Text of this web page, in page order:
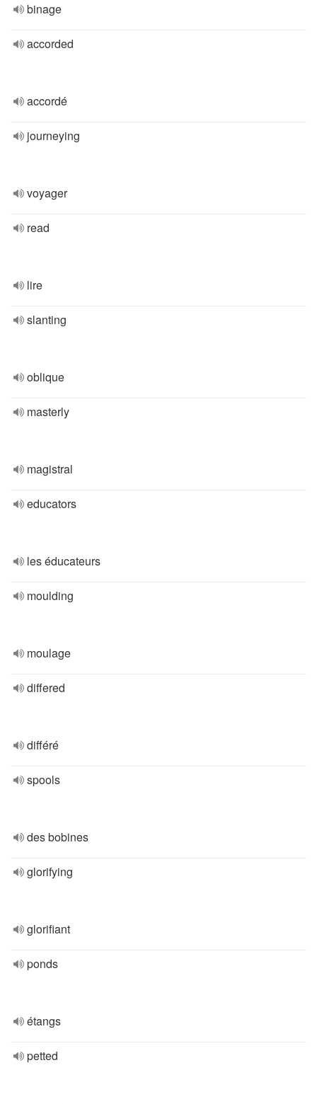
binage
accorded
accordé
journeying
voyager
read
lire
slanting
oblique
masterly
magistral
educators
les éducateurs
moulding
moulage
differed
différé
spools
des bobines
glorifying
glorifiant
ponds
étangs
petted